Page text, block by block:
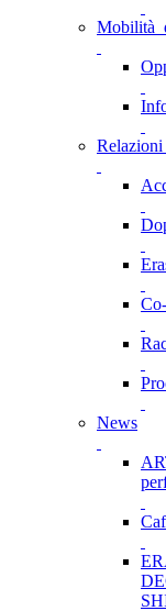
Mobilità
News